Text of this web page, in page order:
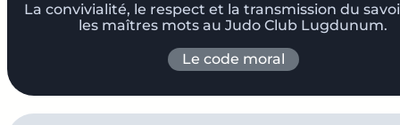
La convivialité, le respect et la transmission du
les maîtres mots au Judo Club Lugdunum.
Le code moral